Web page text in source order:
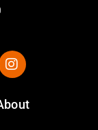
I
n
t
a